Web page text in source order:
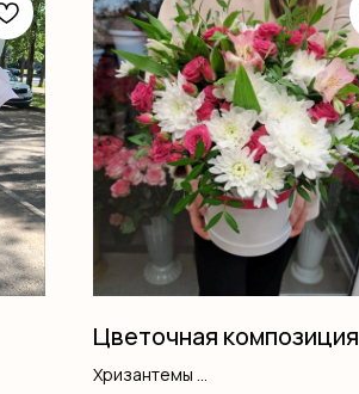
Цветочная композиция
Хризантемы